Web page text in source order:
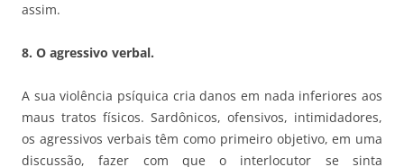
assim.
8. O agressivo verbal.
A sua violência psíquica cria danos em nada inferiores aos
maus tratos físicos. Sardônicos, ofensivos, intimidadores,
os agressivos verbais têm como primeiro objetivo, em uma
discussão, fazer com que o interlocutor se sinta